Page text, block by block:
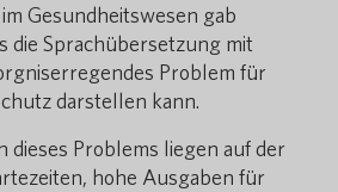
Gesundheitswesen gab
die Sprachübersetzung mit
Problem für
darstellen kann.
dieses Problems liegen auf der
hohe Ausgaben für